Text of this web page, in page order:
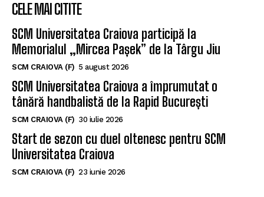
CELE MAI CITITE
SCM Universitatea Craiova participă la
Memorialul „Mircea Pașek” de la Târgu Jiu
SCM CRAIOVA (F) 5 august 2026
SCM Universitatea Craiova a împrumutat o
tânără handbalistă de la Rapid București
SCM CRAIOVA (F) 30 iulie 2026
Start de sezon cu duel oltenesc pentru SCM
Universitatea Craiova
SCM CRAIOVA (F) 23 iunie 2026